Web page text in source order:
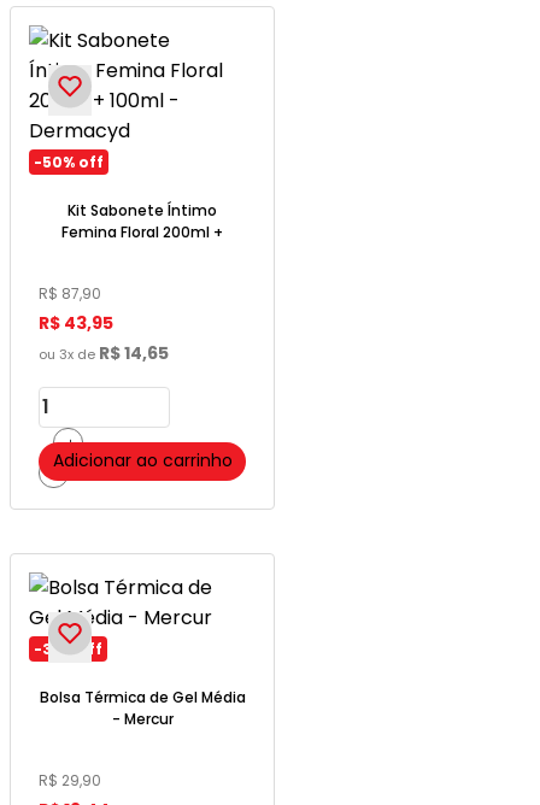
-50% off
Kit Sabonete Íntimo
Femina Floral 200ml +
R$ 87,90
R$ 43,95
ou 3x de R$14,65
＋
－Adicionar ao carrinho
-35% off
Bolsa Térmica de Gel Média
- Mercur
R$ 29,90